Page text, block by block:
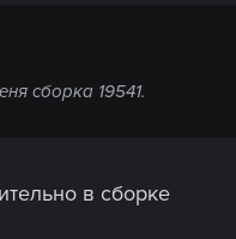
сборка 19541.
в сборке